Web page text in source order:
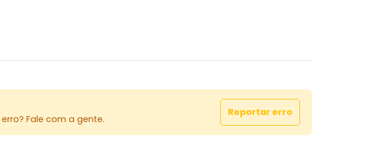
Fale com a gente.
Reportar erro